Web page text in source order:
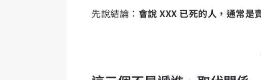
先說結論： 會說 XXX 已死的人，通常是